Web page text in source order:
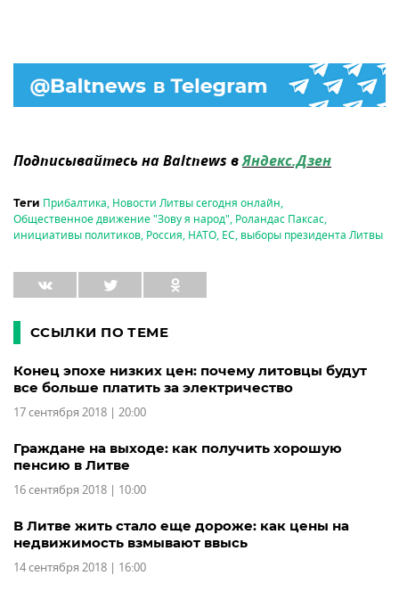
Подписывайтесь на Baltnews вЯндекс.Дзен
Теги Прибалтика, Новости Литвы сегодня онлайн,
Общественное движение "Зову я народ", Роландас Паксас,
инициативы политиков, Россия, НАТО, ЕС, выборы президента Литвы
ССЫЛКИ ПО ТЕМЕ
Конец эпохе низких цен: почему литовцы будут
все больше платить за электричество
17 сентября 2018 | 20:00
Граждане на выходе: как получить хорошую
пенсию в Литве
16 сентября 2018 | 10:00
В Литве жить стало еще дороже: как цены на
недвижимость взмывают ввысь
14 сентября 2018 | 16:00